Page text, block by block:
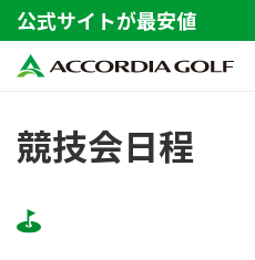
公式サイトが最安値
競技会日程